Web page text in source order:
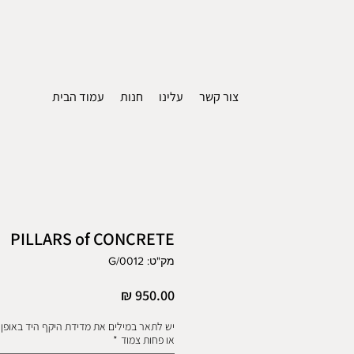
עמוד הבית חנות עלינו צור קשר
PILLARS of CONCRETE
מק"ט: 0012/G
יש לתאר במילים את מדידת היקף היד
או פחות צמוד *